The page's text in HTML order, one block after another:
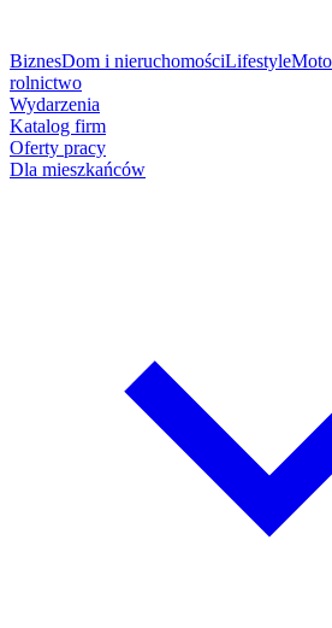
BiznesDom i nieruchomościLifestyle
rolnictwo
Wydarzenia
Katalog firm
Oferty pracy
Dla mieszkańców